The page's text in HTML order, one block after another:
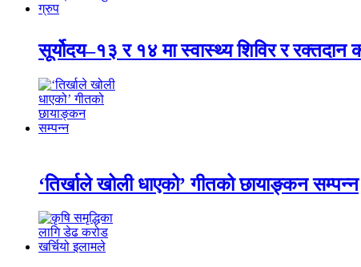
सूर्योदय–१३ र १४ मा स्वास्थ्य शिविर र रक्तदान
‘तिर्खाले खोली धाएको’ गीतको छायाङ्कन सम्पन्न